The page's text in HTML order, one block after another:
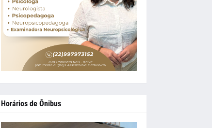
Horários de Ônibus